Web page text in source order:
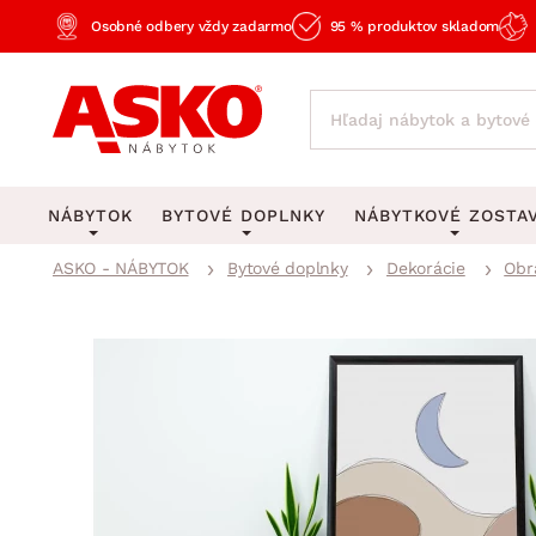
Osobné odbery vždy zadarmo 95 % produktov skladom
NÁBYTOK BYTOVÉ DOPLNKY
Stropné osvetlenie
Lustre a závesné
Stojacie lampy
Zobrazit vše
NÁBYTKOVÉ
Spálňové
Kancelárske
Kuchynské
Detské zostavy
Predsieňové
ASKO - NÁBYTOK Bytové doplnky Dekorácie